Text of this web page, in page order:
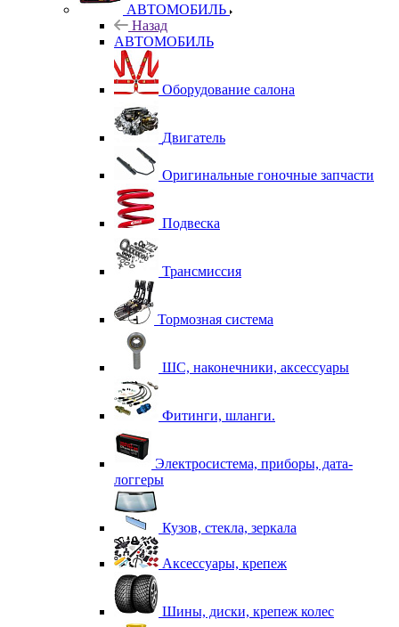
АВТОМОБИЛЬ
Назад
АВТОМОБИЛЬ
Оборудование салона
Двигатель
Оригинальные гоночные запчасти
Подвеска
Трансмиссия
Тормозная система
ШС, наконечники, аксессуары
Фитинги, шланги.
Электросистема, приборы, дата-
логгеры
Кузов, стекла, зеркала
Аксессуары, крепеж
Шины, диски, крепеж колес